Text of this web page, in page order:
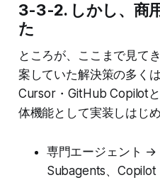
3-3-2. しかし、商
た
ところが、ここまで見て
案していた解決策の多く
Cursor・GitHub Copilot
体機能として実装しはじめ
専門エージェント →
Subagents、